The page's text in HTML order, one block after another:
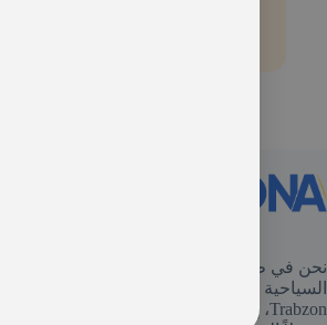
نحن في طرابزونا نأخذك في رحلة لا تُنسى
السياحية في تركيا، من الطبيعة الخلابة